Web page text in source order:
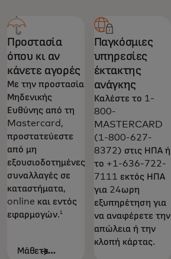
Προστασία
όπου κι αν
κάνετε αγορές
Με την προστασία
Μηδενικής
Ευθύνης από τη
Mastercard,
προστατεύεστε
από μη
εξουσιοδοτημένες
συναλλαγές σε
καταστήματα,
online και εντός
εφαρμογών.1
Μάθετε
Παγκόσμιες
υπηρεσίες
έκτακτης
ανάγκης
Καλέστε το 1-
800-
MASTERCARD
(1-800-627-
8372) στις ΗΠΑ ή
το +1-636-722-
7111 εκτός ΗΠΑ
για 24ωρη
εξυπηρέτηση για
να αναφέρετε την
απώλεια ή την
κλοπή κάρτας.